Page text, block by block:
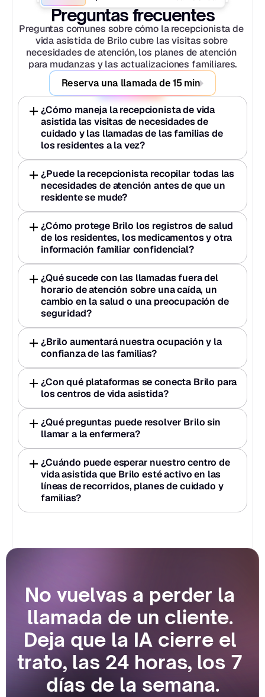
Preguntas frecuentes
Preguntas comunes sobre cómo la recepcionista de
vida asistida de Brilo cubre las visitas sobre
necesidades de atención, los planes de atención
para mudanzas y las actualizaciones familiares.
Reserva una llamada de 15 min
¿Cómo maneja la recepcionista de vida
asistida las visitas de necesidades de
cuidado y las llamadas de las familias de
los residentes a la vez?
¿Puede la recepcionista recopilar todas las
necesidades de atención antes de que un
residente se mude?
¿Cómo protege Brilo los registros de salud
de los residentes, los medicamentos y otra
información familiar confidencial?
¿Qué sucede con las llamadas fuera del
horario de atención sobre una caída, un
cambio en la salud o una preocupación de
seguridad?
¿Brilo aumentará nuestra ocupación y la
confianza de las familias?
¿Con qué plataformas se conecta Brilo para
los centros de vida asistida?
¿Qué preguntas puede resolver Brilo sin
llamar a la enfermera?
¿Cuándo puede esperar nuestro centro de
vida asistida que Brilo esté activo en las
líneas de recorridos, planes de cuidado y
familias?
No vuelvas a perder la
llamada de un cliente.
Deja que la IA cierre el
trato, las 24 horas, los 7
días de la semana.